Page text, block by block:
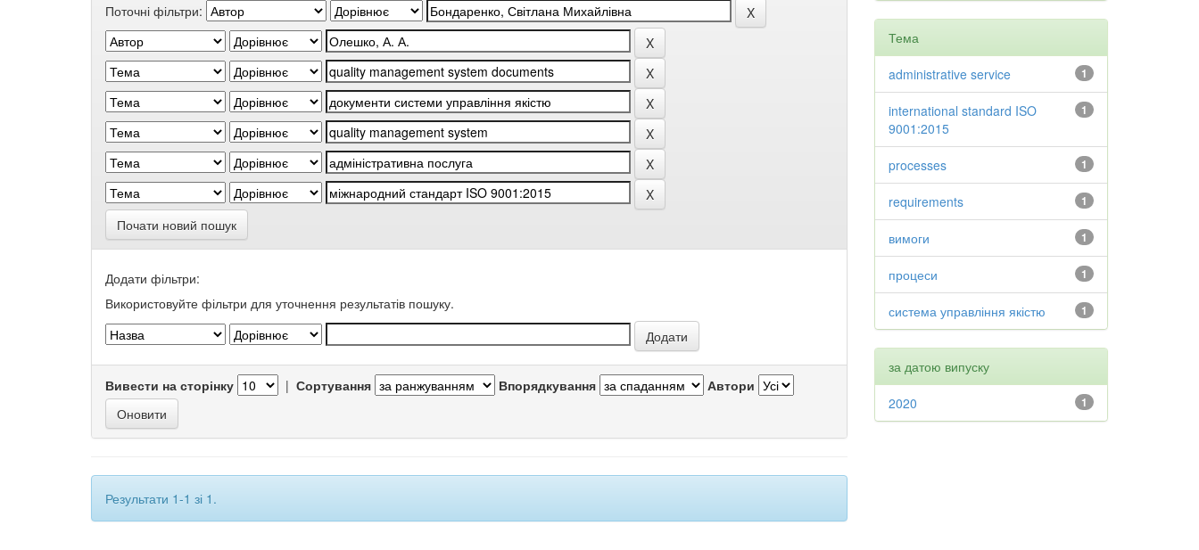
Поточні фільтри:
Почати новий пошук
Додати фільтри:
Використовуйте фільтри для уточнення результатів пошуку.
Вивести на сторінку | Сортування Впорядкування Автори
Результати 1-1 зі 1.
Тема
1
administrative service
1
international standard ISO
9001:2015
1
processes
1
requirements
1
вимоги
1
процеси
1
система управління якістю
за датою випуску
1
2020